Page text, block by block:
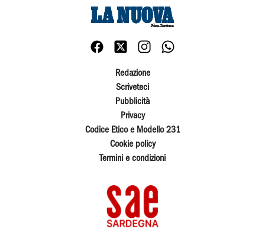
Redazione
Scriveteci
Pubblicità
Privacy
Codice Etico e Modello 231
Cookie policy
Termini e condizioni